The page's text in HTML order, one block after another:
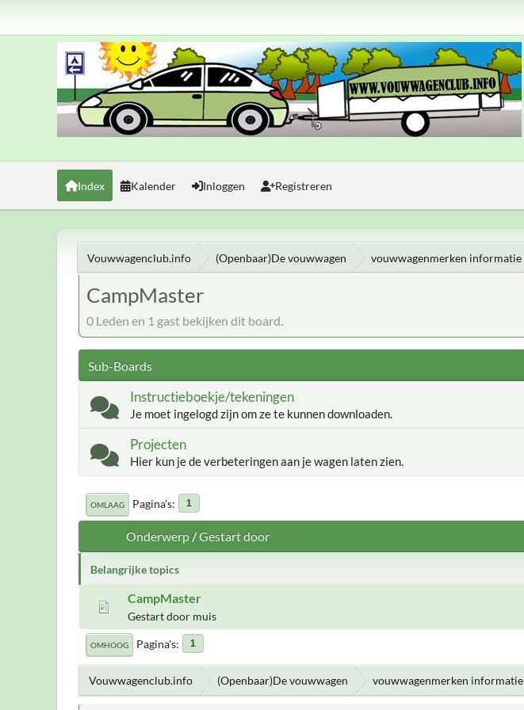
Index Kalender Inloggen Registreren
Vouwwagenclub.info (Openbaar)De vouwwagen vouwwagenmerken informatie
CampMaster
0 Leden en 1 gast bekijken dit board.
Sub-Boards
Instructieboekje/tekeningen
Je moet ingelogd zijn om ze te kunnen downloaden.
Projecten
Hier kun je de verbeteringen aan je wagen laten zien.
OMLAAG Pagina's 1
Onderwerp/Gestart door
Belangrijke topics
CampMaster
Gestart door muis
OMHOOG Pagina's 1
Vouwwagenclub.info (Openbaar)De vouwwagen vouwwagenmerken informatie